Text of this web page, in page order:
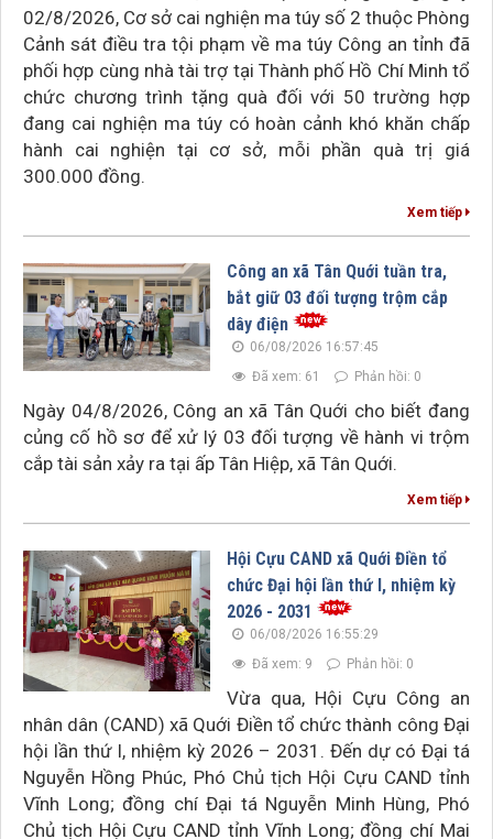
02/8/2026, Cơ sở cai nghiện ma túy số 2 thuộc Phòng
Cảnh sát điều tra tội phạm về ma túy Công an tỉnh đã
phối hợp cùng nhà tài trợ tại Thành phố Hồ Chí Minh tổ
chức chương trình tặng quà đối với 50 trường hợp
đang cai nghiện ma túy có hoàn cảnh khó khăn chấp
hành cai nghiện tại cơ sở, mỗi phần quà trị giá
300.000 đồng.
Xem tiếp
Công an xã Tân Quới tuần tra,
bắt giữ 03 đối tượng trộm cắp
dây điện
06/08/2026 16:57:45
Đã xem: 61
Phản hồi: 0
Ngày 04/8/2026, Công an xã Tân Quới cho biết đang
củng cố hồ sơ để xử lý 03 đối tượng về hành vi trộm
cắp tài sản xảy ra tại ấp Tân Hiệp, xã Tân Quới.
Xem tiếp
Hội Cựu CAND xã Quới Điền tổ
chức Đại hội lần thứ I, nhiệm kỳ
2026 - 2031
06/08/2026 16:55:29
Đã xem: 9
Phản hồi: 0
Vừa qua, Hội Cựu Công an
nhân dân (CAND) xã Quới Điền tổ chức thành công Đại
hội lần thứ I, nhiệm kỳ 2026 – 2031. Đến dự có Đại tá
Nguyễn Hồng Phúc, Phó Chủ tịch Hội Cựu CAND tỉnh
Vĩnh Long; đồng chí Đại tá Nguyễn Minh Hùng, Phó
Chủ tịch Hội Cựu CAND tỉnh Vĩnh Long; đồng chí Mai